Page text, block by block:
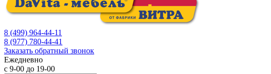
8 (499) 964-44-11
8 (977) 780-44-41
Заказать обратный звонок
Ежедневно
с 9-00 до 19-00